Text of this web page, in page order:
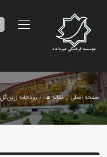
صفحه اصلی مقاله ها رودخانه زرین‌گل